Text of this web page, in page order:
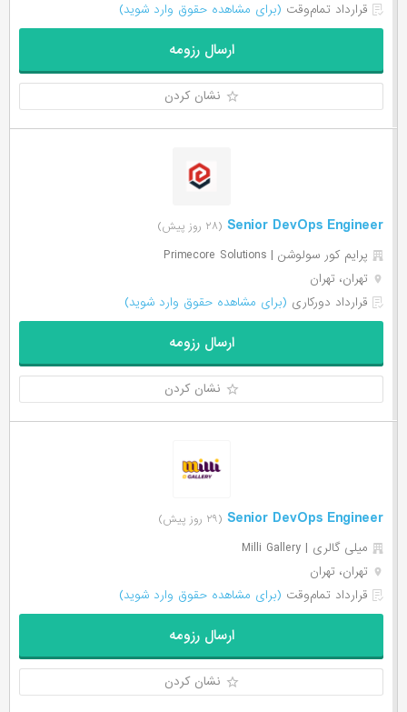
قرارداد تمام‌وقت (برای مشاهده حقوق وارد شوید)
ارسال رزومه
نشان کردن
Senior DevOps Engineer (۲۸ روز پیش)
پرایم کور سولوشن | Primecore Solutions
تهران، تهران
قرارداد دورکاری (برای مشاهده حقوق وارد شوید)
ارسال رزومه
نشان کردن
Senior DevOps Engineer (۲۹ روز پیش)
میلی گالری | Milli Gallery
تهران، تهران
قرارداد تمام‌وقت (برای مشاهده حقوق وارد شوید)
ارسال رزومه
نشان کردن